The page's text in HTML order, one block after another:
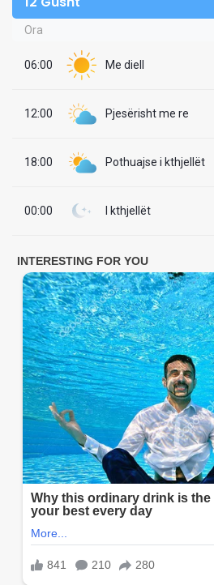
Ora
06:00 Me diell
12:00 Pjesërisht me re
18:00 Pothuajse i kthjellët
00:00 I kthjellët